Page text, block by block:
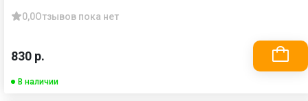
0,0Отзывов пока нет
830 р.
В наличии